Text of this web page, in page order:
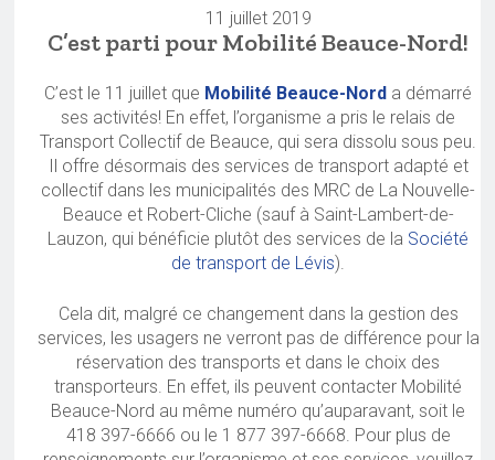
11 juillet 2019
C’est parti pour Mobilité Beauce-Nord!
C’est le 11 juillet que Mobilité Beauce-Nord a démarré
ses activités! En effet, l’organisme a pris le relais de
Transport Collectif de Beauce, qui sera dissolu sous peu.
Il offre désormais des services de transport adapté et
collectif dans les municipalités des MRC de La Nouvelle-
Beauce et Robert-Cliche (sauf à Saint-Lambert-de-
Lauzon, qui bénéficie plutôt des services de la Société
de transport de Lévis).
Cela dit, malgré ce changement dans la gestion des
services, les usagers ne verront pas de différence pour la
réservation des transports et dans le choix des
transporteurs. En effet, ils peuvent contacter Mobilité
Beauce-Nord au même numéro qu’auparavant, soit le
418 397-6666 ou le 1 877 397-6668. Pour plus de